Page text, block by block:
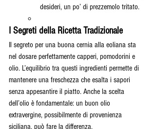
desideri, un po’ di prezzemolo tritato.
I Segreti della Ricetta Tradizionale
Il segreto per una buona cernia alla eoliana sta
nel dosare perfettamente capperi, pomodorini e
olio. L’equilibrio tra questi ingredienti permette di
mantenere una freschezza che esalta i sapori
senza appesantire il piatto. Anche la scelta
dell’olio è fondamentale: un buon olio
extravergine, possibilmente di provenienza
siciliana, può fare la differenza.